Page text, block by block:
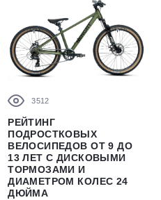
3512
РЕЙТИНГ
ПОДРОСТКОВЫХ
ВЕЛОСИПЕДОВ ОТ 9 ДО
13 ЛЕТ С ДИСКОВЫМИ
ТОРМОЗАМИ И
ДИАМЕТРОМ КОЛЕС 24
ДЮЙМА